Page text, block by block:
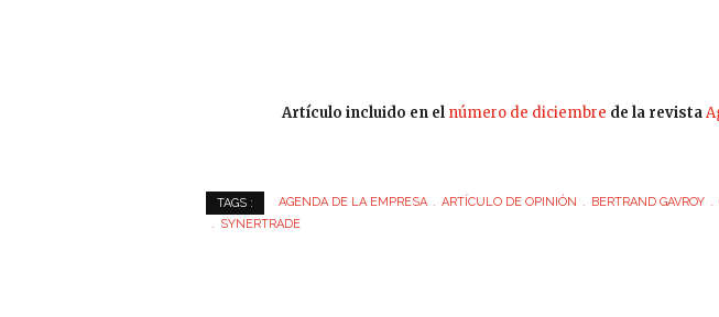
Artículo incluido en el número de diciembre de la revista
TAGS : AGENDA DE LA EMPRESA ARTÍCULO DE OPINIÓN BERTRAND GAVROY
SYNERTRADE